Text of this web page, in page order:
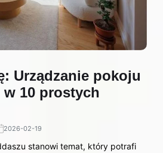
Urządzanie pokoju
10 prostych
2026-02-19
stanowi temat, który potrafi